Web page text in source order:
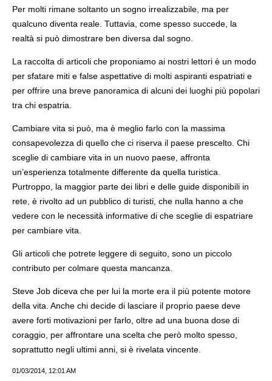
Per molti rimane soltanto un sogno irrealizzabile, ma per
qualcuno diventa reale. Tuttavia, come spesso succede, la
realtà si può dimostrare ben diversa dal sogno.
La raccolta di articoli che proponiamo ai nostri lettori è un modo
per sfatare miti e false aspettative di molti aspiranti espatriati e
per offrire una breve panoramica di alcuni dei luoghi più popolari
tra chi espatria.
Cambiare vita si può, ma è meglio farlo con la massima
consapevolezza di quello che ci riserva il paese prescelto. Chi
sceglie di cambiare vita in un nuovo paese, affronta
un’esperienza totalmente differente da quella turistica.
Purtroppo, la maggior parte dei libri e delle guide disponibili in
rete, è rivolto ad un pubblico di turisti, che nulla hanno a che
vedere con le necessità informative di che sceglie di espatriare
per cambiare vita.
Gli articoli che potrete leggere di seguito, sono un piccolo
contributo per colmare questa mancanza.
Steve Job diceva che per lui la morte era il più potente motore
della vita. Anche chi decide di lasciare il proprio paese deve
avere forti motivazioni per farlo, oltre ad una buona dose di
coraggio, per affrontare una scelta che però molto spesso,
soprattutto negli ultimi anni, si è rivelata vincente.
01/03/2014, 12:01 AM